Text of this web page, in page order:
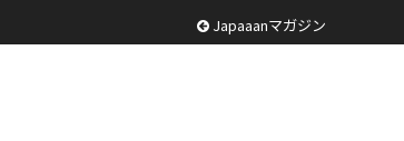
Japaaanマガジン